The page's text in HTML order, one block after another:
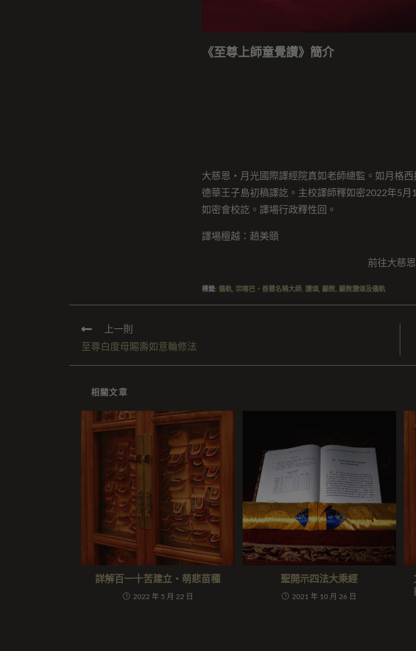
《至尊上師童覺讚》簡介
大慈恩・月光國際譯經院真如老師總監。如月格
德華王子島初稿譯訖。主校譯師釋如密2022年5
如密會校訖。譯場行政釋性回。
譯場檀越：趙美頤
前往大慈
標籤: 儀軌, 宗喀巴・善慧名稱大師 讚頌 顯教, 顯教讚頌及儀軌
上一則
至尊白度母賜壽如意輪修法
相關文章
詳解百一十苦建立‧萌悲苗種
2022 年 5 月 22 日
聖開示四法大乘經
2021 年 10 月 26 日